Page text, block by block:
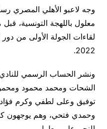
وجه لاعبو الأهلي المصري
معلول باللهجة التونسية،
لقاءات الجولة الأولى من
2022.
ونشر الحساب الرسمي
الشحات ومحمد محمود
توفيق وعلى لطفي وكرم
وحمدي فتحي، وهم يوجهون